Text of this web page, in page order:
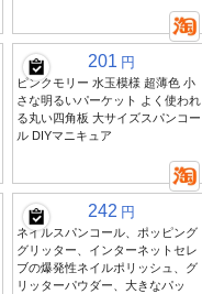
201 円
ピンクモリー 水玉模様 超薄色 小
さな明るいパーケット よく使われ
る丸い四角板 大サイズスパンコー
ル DIYマニキュア
242 円
ネイルスパンコール、ポッピング
グリッター、インターネットセレ
ブの爆発性ネイルポリッシュ、グ
リッターパウダー、大きなパッ